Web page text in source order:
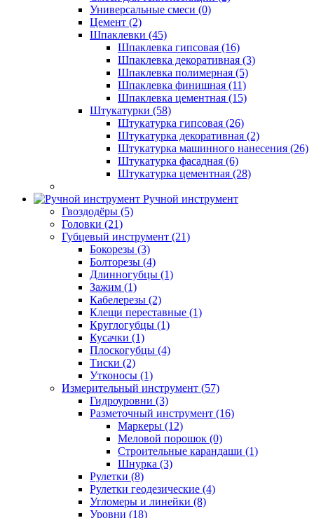
Универсальные смеси (0)
Цемент (2)
Шпаклевки (45)
Шпаклевка гипсовая (16)
Шпаклевка декоративная (3)
Шпаклевка полимерная (5)
Шпаклевка финишная (11)
Шпаклевка цементная (15)
Штукатурки (58)
Штукатурка гипсовая (26)
Штукатурка декоративная (2)
Штукатурка машинного нанесения (26)
Штукатурка фасадная (6)
Штукатурка цементная (28)
Ручной инструмент
Гвоздодёры (5)
Головки (21)
Губцевый инструмент (21)
Бокорезы (3)
Болторезы (4)
Длинногубцы (1)
Зажим (1)
Кабелерезы (2)
Клещи переставные (1)
Круглогубцы (1)
Кусачки (1)
Плоскогубцы (4)
Тиски (2)
Утконосы (1)
Измерительный инструмент (57)
Гидроуровни (3)
Разметочный инструмент (16)
Маркеры (12)
Меловой порошок (0)
Строительные карандаши (1)
Шнурка (3)
Рулетки (8)
Рулетки геодезические (4)
Угломеры и линейки (8)
Уровни (18)